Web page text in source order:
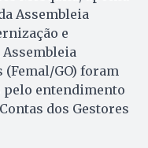
Assembleia
e
(Femal/GO) foram
pelo entendimento
dos Gestores